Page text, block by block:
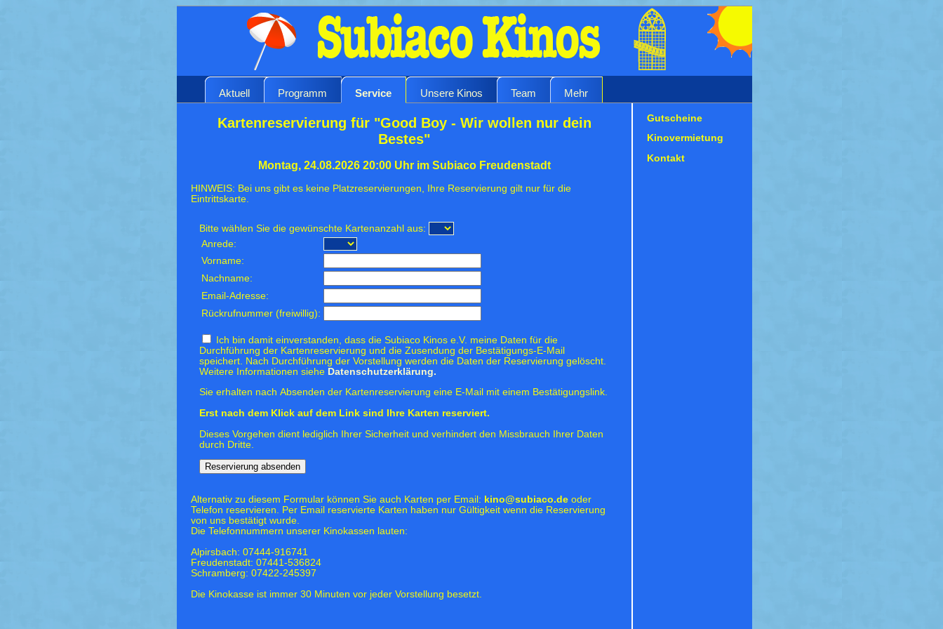
Aktuell Programm Service Unsere Kinos Team Mehr
Kartenreservierung für "Good Boy - Wir wollen nur dein
Bestes"
Montag, 24.08.2026 20:00 Uhr im Subiaco Freudenstadt
HINWEIS: Bei uns gibt es keine Platzreservierungen, Ihre Reservierung gilt nur für die
Eintrittskarte.
Bitte wählen Sie die gewünschte Kartenanzahl aus:
Anrede:
Vorname:
Nachname:
Email-Adresse:
Rückrufnummer (freiwillig):
Ich bin damit einverstanden, dass die Subiaco Kinos e.V. meine Daten für die
Durchführung der Kartenreservierung und die Zusendung der Bestätigungs-E-Mail
speichert. Nach Durchführung der Vorstellung werden die Daten der Reservierung gelöscht.
Weitere Informationen siehe Datenschutzerklärung.
Sie erhalten nach Absenden der Kartenreservierung eine E-Mail mit einem Bestätigungslink.
Erst nach dem Klick auf dem Link sind Ihre Karten reserviert.
Dieses Vorgehen dient lediglich Ihrer Sicherheit und verhindert den Missbrauch Ihrer Daten
durch Dritte.
Alternativ zu diesem Formular können Sie auch Karten per Email: kino@subiaco.de oder
Telefon reservieren. Per Email reservierte Karten haben nur Gültigkeit wenn die Reservierung
von uns bestätigt wurde.
Die Telefonnummern unserer Kinokassen lauten:
Alpirsbach: 07444-916741
Freudenstadt: 07441-536824
Schramberg: 07422-245397
Die Kinokasse ist immer 30 Minuten vor jeder Vorstellung besetzt.
Gutscheine
Kinovermietung
Kontakt